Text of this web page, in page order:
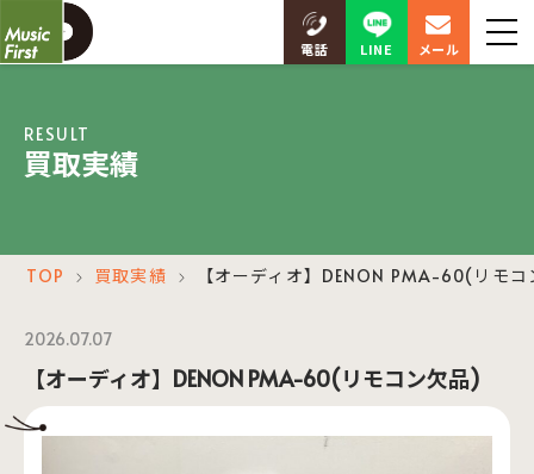
電話 LINE メール
RESULT
買取実績
TOP ＞ 買取実績 ＞ 【オーディオ】DENON PMA-60(リモ
2026.07.07
【オーディオ】DENON PMA-60(リモコン欠品)